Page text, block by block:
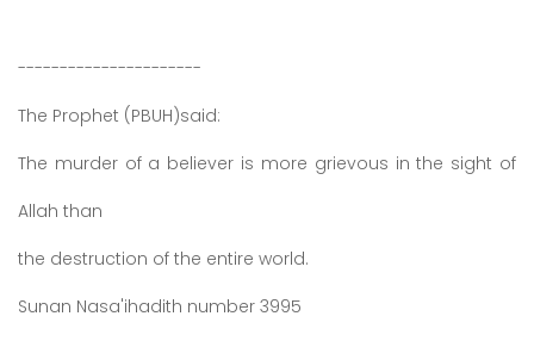
----------------------
The Prophet (PBUH)said:
The murder of a believer is more grievous in the sight of
Allah than
the destruction of the entire world.
Sunan Nasa'ihadith number 3995